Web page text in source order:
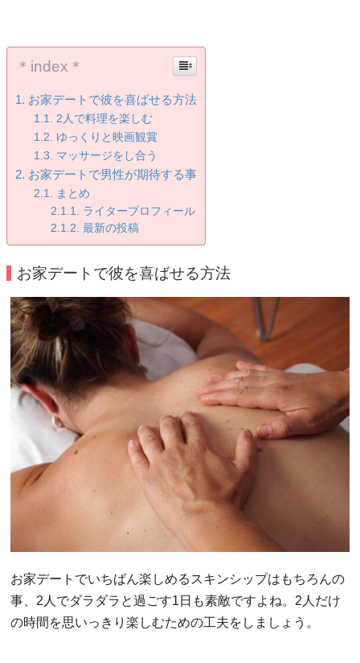
＊index＊
お家デートで彼を喜ばせる方法
2人で料理を楽しむ
ゆっくりと映画観賞
マッサージをし合う
お家デートで男性が期待する事
まとめ
ライタープロフィール
最新の投稿
お家デートで彼を喜ばせる方法
お家デートでいちばん楽しめるスキンシップはもちろんの
事、2人でダラダラと過ごす1日も素敵ですよね。2人だけ
の時間を思いっきり楽しむための工夫をしましょう。